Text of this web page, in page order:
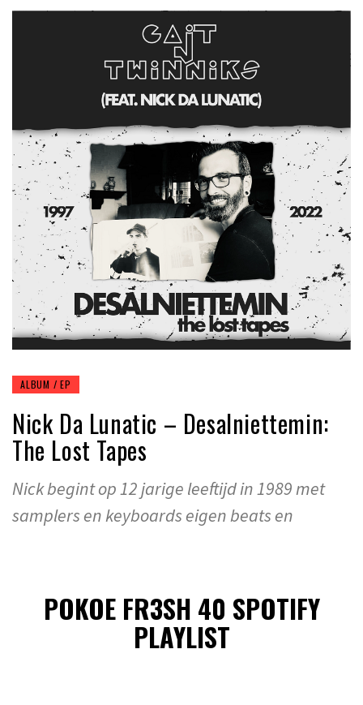
ALBUM / EP
Nick Da Lunatic – Desalniettemin:
The Lost Tapes
Nick begint op 12 jarige leeftijd in 1989 met
samplers en keyboards eigen beats en
POKOE FR3SH 40 SPOTIFY
PLAYLIST